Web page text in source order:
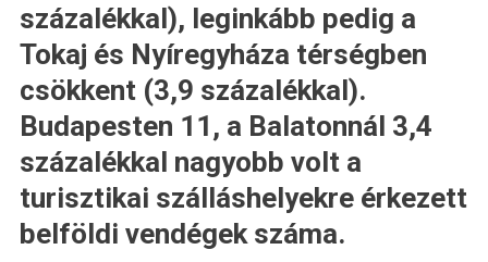
százalékkal), leginkább pedig a
Tokaj és Nyíregyháza térségben
csökkent (3,9 százalékkal).
Budapesten 11, a Balatonnál 3,4
százalékkal nagyobb volt a
turisztikai szálláshelyekre érkezett
belföldi vendégek száma.